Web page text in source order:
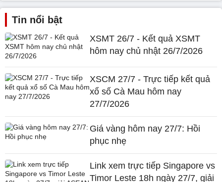
Tin nổi bật
XSMT 26/7 - Kết quả XSMT
hôm nay chủ nhật 26/7/2026
XSCM 27/7 - Trực tiếp kết quả
xổ số Cà Mau hôm nay
27/7/2026
Giá vàng hôm nay 27/7: Hồi
phục nhẹ
Link xem trực tiếp Singapore vs
Timor Leste 18h ngày 27/7, giải